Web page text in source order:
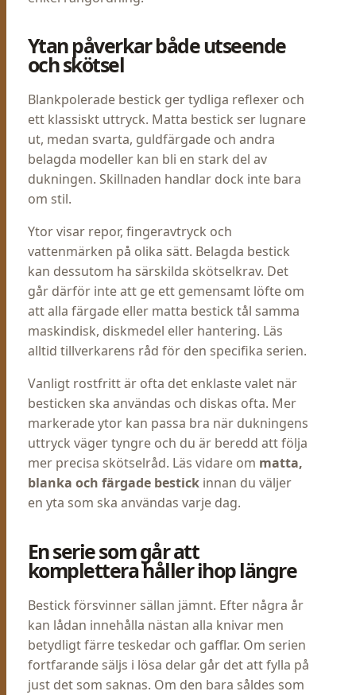
Ytan påverkar både utseende
och skötsel
Blankpolerade bestick ger tydliga reflexer och
ett klassiskt uttryck. Matta bestick ser lugnare
ut, medan svarta, guldfärgade och andra
belagda modeller kan bli en stark del av
dukningen. Skillnaden handlar dock inte bara
om stil.
Ytor visar repor, fingeravtryck och
vattenmärken på olika sätt. Belagda bestick
kan dessutom ha särskilda skötselkrav. Det
går därför inte att ge ett gemensamt löfte om
att alla färgade eller matta bestick tål samma
maskindisk, diskmedel eller hantering. Läs
alltid tillverkarens råd för den specifika serien.
Vanligt rostfritt är ofta det enklaste valet när
besticken ska användas och diskas ofta. Mer
markerade ytor kan passa bra när dukningens
uttryck väger tyngre och du är beredd att följa
mer precisa skötselråd. Läs vidare om matta,
blanka och färgade bestickinnan du väljer
en yta som ska användas varje dag.
En serie som går att
komplettera håller ihop längre
Bestick försvinner sällan jämnt. Efter några år
kan lådan innehålla nästan alla knivar men
betydligt färre teskedar och gafflar. Om serien
fortfarande säljs i lösa delar går det att fylla på
just det som saknas. Om den bara såldes som